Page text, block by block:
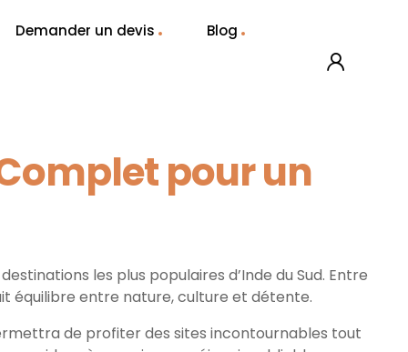
Demander un devis Blog
pour un
les plus populaires d’Inde du Sud. Entre
équilibre entre nature, culture et détente.
de profiter des sites incontournables tout